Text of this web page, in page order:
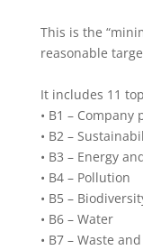
This is the
reasonable
It includes 11
• B1 – Company
• B2 –
• B3 – Energy
• B4 – Pollution
• B5 –
• B6 – Water
• B7 – Waste